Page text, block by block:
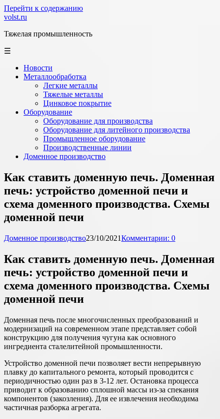
Перейти к содержанию
volst.ru
Тяжелая промышленность
☰
Новости
Металлообработка
Легкие металлы
Тяжелые металлы
Цинковое покрытие
Оборудование
Оборудование для производства
Оборудование для литейного производства
Промышленное оборудование
Производственные линии
Доменное производство
Как ставить доменную печь. Доменная
печь: устройство доменной печи и
схема доменного производства. Схемы
доменной печи
Доменное производство23/10/2021Комментарии: 0
Как ставить доменную печь. Доменная
печь: устройство доменной печи и
схема доменного производства. Схемы
доменной печи
Доменная печь после многочисленных преобразований и
модернизаций на современном этапе представляет собой
конструкцию для получения чугуна как основного
ингредиента сталелитейной промышленности.
Устройство доменной печи позволяет вести непрерывную
плавку до капитального ремонта, который проводится с
периодичностью один раз в 3-12 лет. Остановка процесса
приводит к образованию сплошной массы из-за спекания
компонентов (закозления). Для ее извлечения необходима
частичная разборка агрегата.